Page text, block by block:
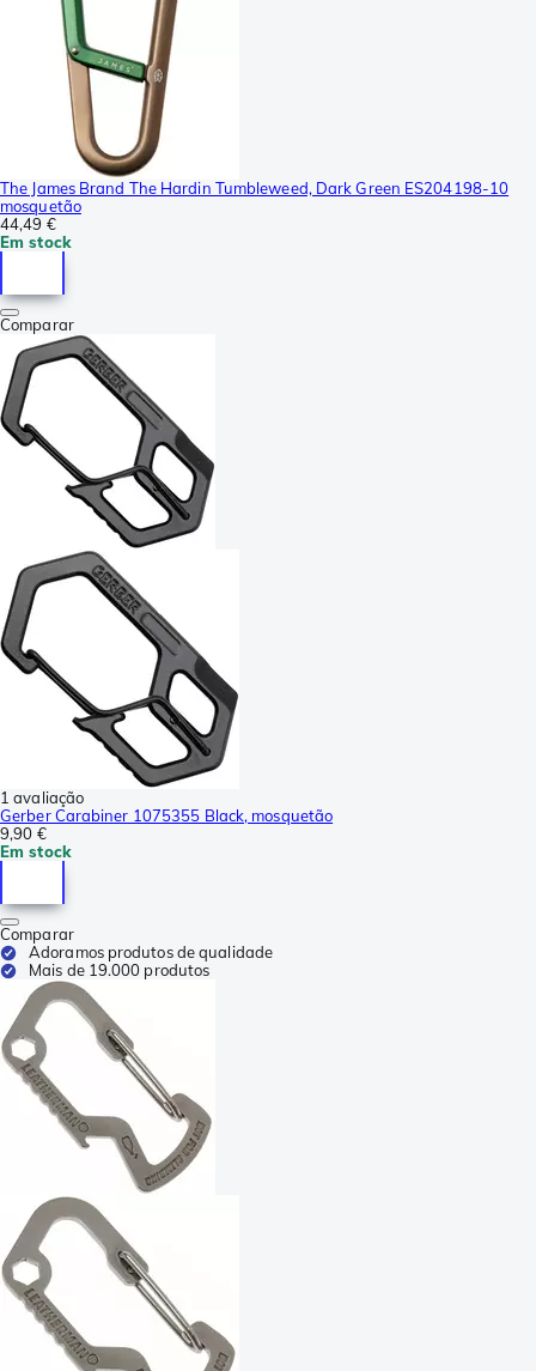
The James Brand The Hardin Tumbleweed, Dark Green ES204198-10
mosquetão
44,49 €
Em stock
Comparar
1 avaliação
Gerber Carabiner 1075355 Black, mosquetão
9,90 €
Em stock
Comparar
Adoramos produtos de qualidade
Mais de 19.000 produtos